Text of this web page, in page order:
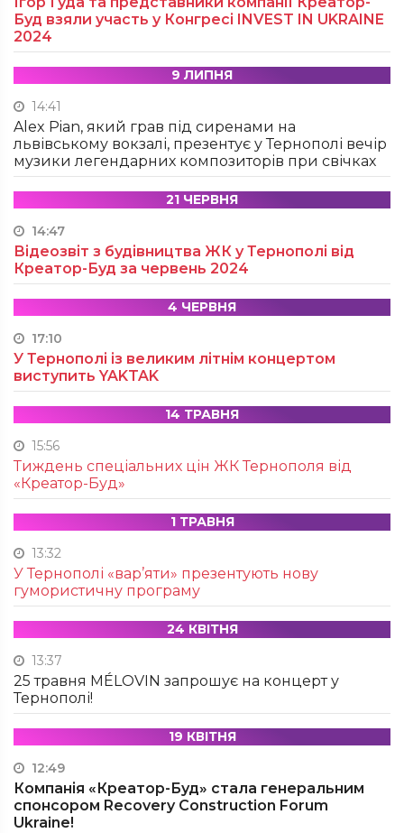
Буд взяли участь у Конгресі INVEST IN UKRAINE
2024
9 ЛИПНЯ
14:41
Alex Pian, який грав під сиренами на
львівському вокзалі, презентує у Тернополі вечір
музики легендарних композиторів при свічках
21 ЧЕРВНЯ
14:47
Відеозвіт з будівництва ЖК у Тернополі від
Креатор-Буд за червень 2024
4 ЧЕРВНЯ
17:10
У Тернополі із великим літнім концертом
виступить YAKTAK
14 ТРАВНЯ
15:56
Тиждень спеціальних цін ЖК Тернополя від
«Креатор-Буд»
1 ТРАВНЯ
13:32
У Тернополі «вар’яти» презентують нову
гумористичну програму
24 КВІТНЯ
13:37
25 травня MÉLOVIN запрошує на концерт у
Тернополі!
19 КВІТНЯ
12:49
Компанія «Креатор-Буд» стала генеральним
спонсором Recovery Construction Forum
Ukraine!